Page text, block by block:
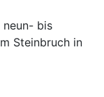
neun- bis
Steinbruch in